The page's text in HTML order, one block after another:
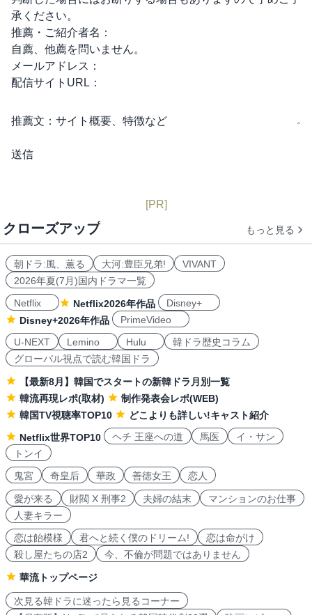
承ください。
推薦・ご紹介者名：
自薦、他薦を問いません。
メールアドレス：
配信サイトURL：
推薦文： サイト概要、特徴など
[PR]
クローズアップ もっと見る
朝ドラ:風、薫る 大河:豊臣兄弟!
VIVANT
2026年夏(7月)国内ドラマ一覧
Netflix
Netflix2026年作品
Disney+
Disney+2026年作品
PrimeVideo
U-NEXT
Lemino Hulu
韓ドラ歴史コラム
グローバル視点で読む韓国ドラ
【最新8月】韓国でスタートの新韓ドラ月別一覧
韓流再現レポ(取材)
制作発表会レポ(WEB)
韓国TV視聴率TOP10
どこよりも詳しい!キャスト紹介
Netflix世界TOP10
ヘチ 王座への道 馬医
イ・サン
トンイ
鬼宮
奇皇后 華政 善徳女王 恋人
愛が来る 財閥 X 刑事2 夫婦の結末
マンションのお仕事
人妻キラー
恋は飴模様
君へと続く僕のドリーム!
恋は命がけ
殺し屋たちの店2
今、不倫が問題ではありません
華流トップページ
次見る韓ドラに迷ったら見るコーナー